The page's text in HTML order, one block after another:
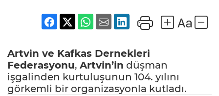
Artvin ve Kafkas Dernekleri
Federasyonu, Artvin’in düşman
işgalinden kurtuluşunun 104. yılını
görkemli bir organizasyonla kutladı.